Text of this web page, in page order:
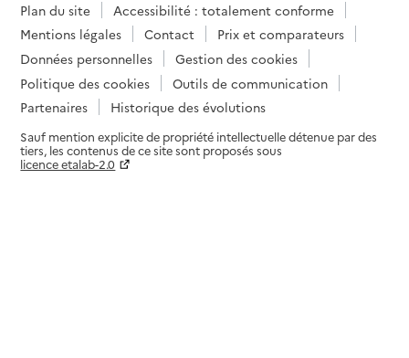
Plan du site
Accessibilité : totalement conforme
Mentions légales
Contact
Prix et comparateurs
Données personnelles
Gestion des cookies
Politique des cookies
Outils de communication
Partenaires
Historique des évolutions
Sauf mention explicite de propriété intellectuelle détenue par des
tiers, les contenus de ce site sont proposés sous
licence etalab-2.0